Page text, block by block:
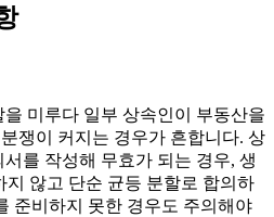
미루다 일부 상속인이 부동산을
쟁이 커지는 경우가 흔합니다. 상
를 작성해 무효가 되는 경우, 생
지 않고 단순 균등 분할로 합의하
준비하지 못한 경우도 주의해야